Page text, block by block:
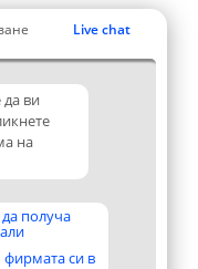
Live chat
ви
на
получа
фирмата си в